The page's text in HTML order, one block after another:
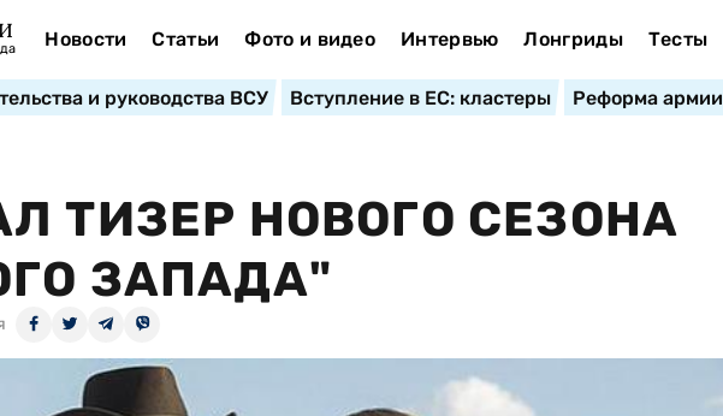
Новости Статьи Фото и видео Интервью Лонгриды Тесты
и руководства ВСУ Вступление в ЕС: кластеры Реформа армии
ТИЗЕР НОВОГО СЕЗОНА
ЗАПАДА"